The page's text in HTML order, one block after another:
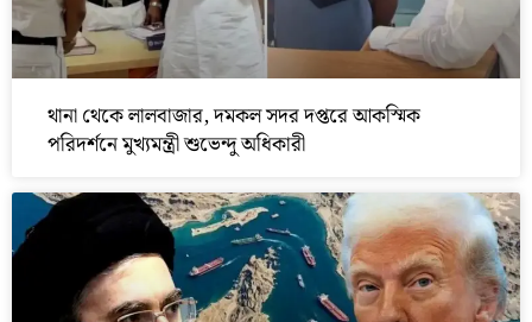
থানা থেকে লালবাজার, দমকল সদর দপ্তরে আকস্মিক
পরিদর্শনে মুখ্যমন্ত্রী শুভেন্দু অধিকারী